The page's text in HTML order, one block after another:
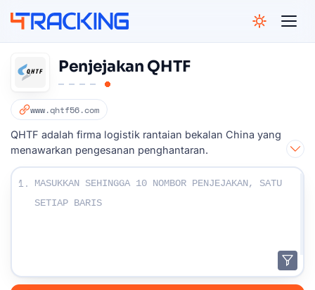
Penjejakan QHTF
www.qhtf56.com
QHTF adalah firma logistik rantaian bekalan China yang
menawarkan pengesanan penghantaran.
Masukkan nombor Penjejakan Anda :
1.